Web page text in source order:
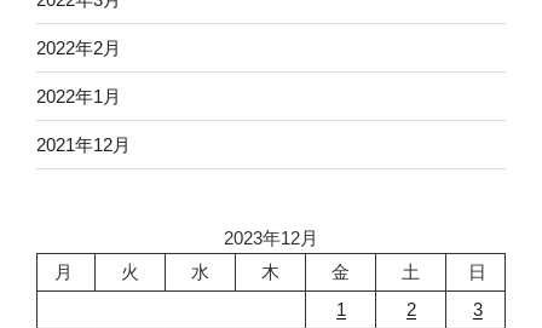
2022年2月
2022年1月
2021年12月
2023年12月
月
火 水 木 金 土
日
1
2
3